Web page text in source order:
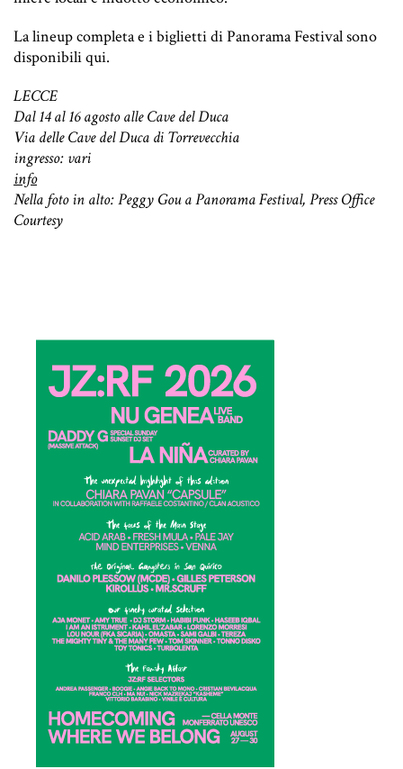
La lineup completa e i biglietti di Panorama Festival sono
disponibiliqui.
LECCE
Dal 14 al 16 agosto alle Cave del Duca
Via delle Cave del Duca di Torrevecchia
ingresso: vari
info
Nella foto in alto: Peggy Gou a Panorama Festival, Press Office
Courtesy